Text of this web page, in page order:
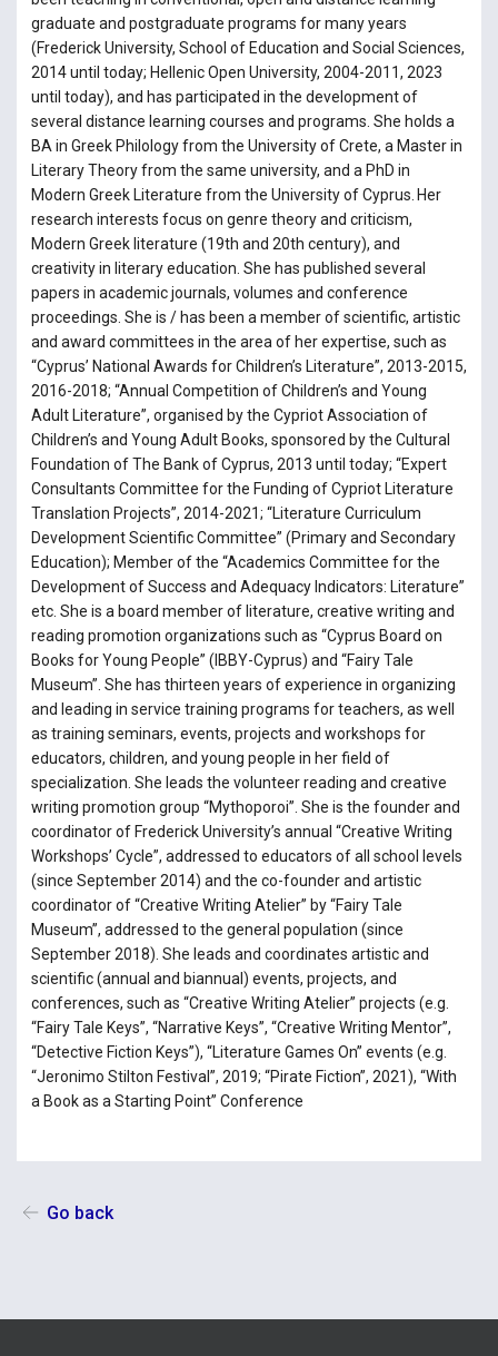
graduate and postgraduate programs for many years
(Frederick University, School of Education and Social Sciences,
2014 until today; Hellenic Open University, 2004-2011, 2023
until today), and has participated in the development of
several distance learning courses and programs. She holds a
BA in Greek Philology from the University of Crete, a Master in
Literary Theory from the same university, and a PhD in
Modern Greek Literature from the University of Cyprus. Her
research interests focus on genre theory and criticism,
Modern Greek literature (19th and 20th century), and
creativity in literary education. She has published several
papers in academic journals, volumes and conference
proceedings. She is / has been a member of scientific, artistic
and award committees in the area of her expertise, such as
“Cyprus’ National Awards for Children’s Literature”, 2013-2015,
2016-2018; “Annual Competition of Children’s and Young
Adult Literature”, organised by the Cypriot Association of
Children’s and Young Adult Books, sponsored by the Cultural
Foundation of The Bank of Cyprus, 2013 until today; “Expert
Consultants Committee for the Funding of Cypriot Literature
Translation Projects”, 2014-2021; “Literature Curriculum
Development Scientific Committee” (Primary and Secondary
Education); Member of the “Academics Committee for the
Development of Success and Adequacy Indicators: Literature”
etc. She is a board member of literature, creative writing and
reading promotion organizations such as “Cyprus Board on
Books for Young People” (IBBY-Cyprus) and “Fairy Tale
Museum”. She has thirteen years of experience in organizing
and leading in service training programs for teachers, as well
as training seminars, events, projects and workshops for
educators, children, and young people in her field of
specialization. She leads the volunteer reading and creative
writing promotion group “Mythoporoi”. She is the founder and
coordinator of Frederick University’s annual “Creative Writing
Workshops’ Cycle”, addressed to educators of all school levels
(since September 2014) and the co-founder and artistic
coordinator of “Creative Writing Atelier” by “Fairy Tale
Museum”, addressed to the general population (since
September 2018). She leads and coordinates artistic and
scientific (annual and biannual) events, projects, and
conferences, such as “Creative Writing Atelier” projects (e.g.
“Fairy Tale Keys”, “Narrative Keys”, “Creative Writing Mentor”,
“Detective Fiction Keys”), “Literature Games On” events (e.g.
“Jeronimo Stilton Festival”, 2019; “Pirate Fiction”, 2021), “With
a Book as a Starting Point” Conference
Go back